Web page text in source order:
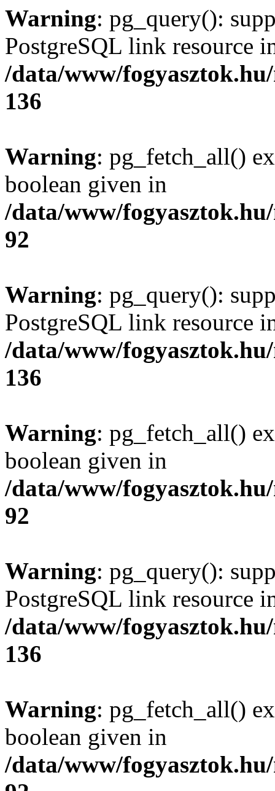
Warning: pg_query():
PostgreSQL link resource
/data/www/
136
Warning: pg_fetch_all()
boolean given in
/data/www/
92
Warning: pg_query():
PostgreSQL link resource
/data/www/
136
Warning: pg_fetch_all()
boolean given in
/data/www/
92
Warning: pg_query():
PostgreSQL link resource
/data/www/
136
Warning: pg_fetch_all()
boolean given in
/data/www/